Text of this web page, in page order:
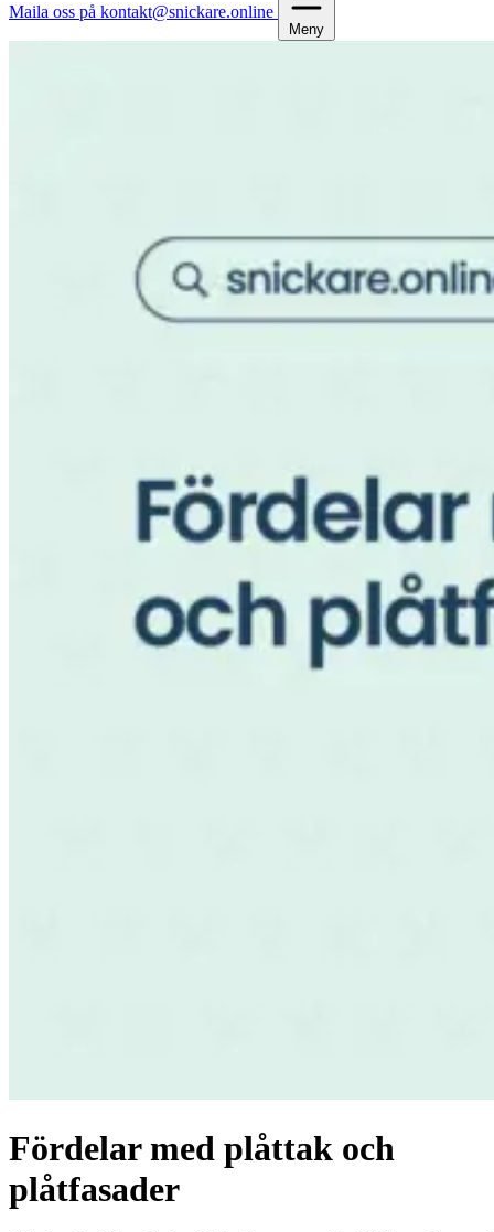
Maila oss på kontakt@snickare.online
Meny
Fördelar med plåttak och
plåtfasader